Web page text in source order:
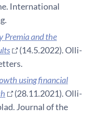
International
Premia and the
(14.5.2022). Olli-
using financial
(28.11.2021). Olli-
Journal of the